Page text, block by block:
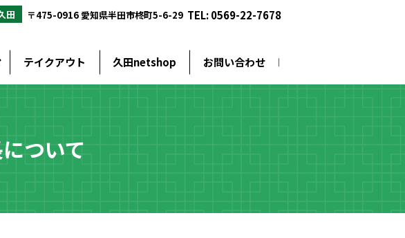
田 〒475-0916 愛知県半田市柊町5-6-29 TEL: 0569-22-7678
テイクアウト 久田netshop お問い合わせ
ついて